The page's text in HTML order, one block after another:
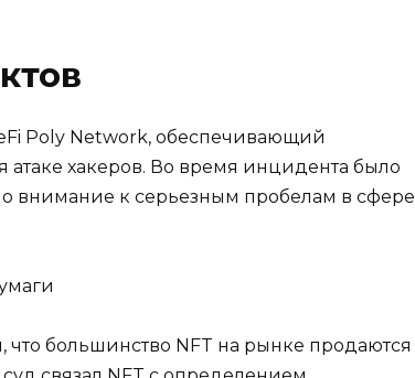
Poly Network, обеспечивающий
хакеров. Во время инцидента было
внимание к серьезным пробелам в сфере
большинство NFT на рынке продаются